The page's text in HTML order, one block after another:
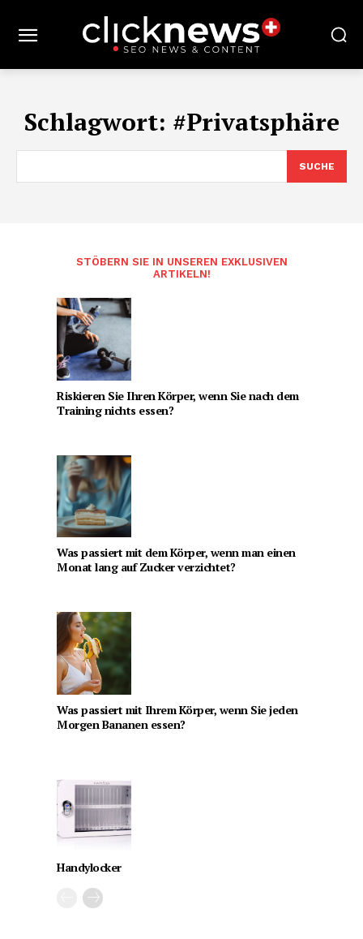
Schlagwort: #Privatsphäre
SUCHE
STÖBERN SIE IN UNSEREN EXKLUSIVEN
ARTIKELN!
Riskieren Sie Ihren Körper, wenn Sie nach dem
Training nichts essen?
Was passiert mit dem Körper, wenn man einen
Monat lang auf Zucker verzichtet?
Was passiert mit Ihrem Körper, wenn Sie jeden
Morgen Bananen essen?
Handylocker